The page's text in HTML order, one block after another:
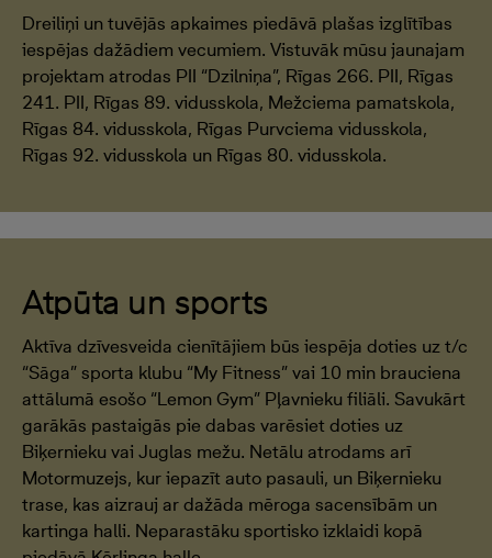
Dreiliņi un tuvējās apkaimes piedāvā plašas izglītības
iespējas dažādiem vecumiem. Vistuvāk mūsu jaunajam
projektam atrodas PII “Dzilniņa”, Rīgas 266. PII, Rīgas
241. PII, Rīgas 89. vidusskola, Mežciema pamatskola,
Rīgas 84. vidusskola, Rīgas Purvciema vidusskola,
Rīgas 92. vidusskola un Rīgas 80. vidusskola.
Atpūta un sports
Aktīva dzīvesveida cienītājiem būs iespēja doties uz t/c
“Sāga” sporta klubu “My Fitness” vai 10 min brauciena
attālumā esošo “Lemon Gym” Pļavnieku filiāli. Savukārt
garākās pastaigās pie dabas varēsiet doties uz
Biķernieku vai Juglas mežu. Netālu atrodams arī
Motormuzejs, kur iepazīt auto pasauli, un Biķernieku
trase, kas aizrauj ar dažāda mēroga sacensībām un
kartinga halli. Neparastāku sportisko izklaidi kopā